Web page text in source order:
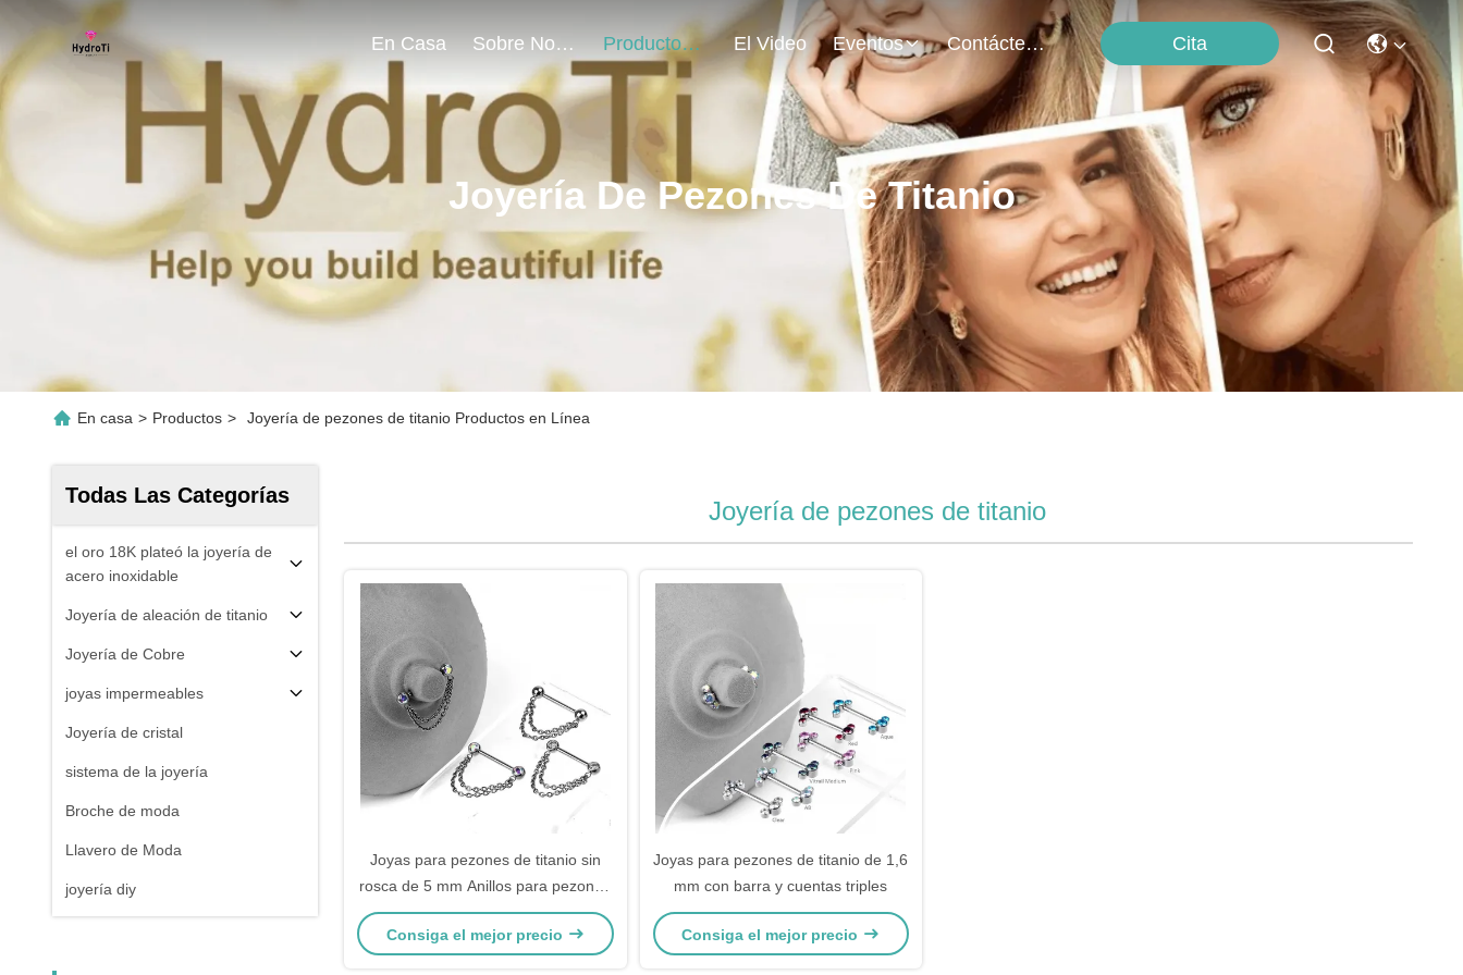
En Casa Sobre Nosotros Productos El Video Eventos Contáctenos Cita
Joyería De Pezones De Titanio
En casa > Productos > Joyería de pezones de titanio Productos en Línea
Todas Las Categorías
el oro 18K plateó la joyería de
acero inoxidable
Joyería de aleación de titanio
Joyería de Cobre
joyas impermeables
Joyería de cristal
sistema de la joyería
Broche de moda
Llavero de Moda
joyería diy
Joyería de pezones de titanio
Joyas para pezones de titanio sin
rosca de 5 mm Anillos para pezones
de titanio Barras con cadena
Consiga el mejor precio
Joyas para pezones de titanio de 1,6
mm con barra y cuentas triples
Consiga el mejor precio